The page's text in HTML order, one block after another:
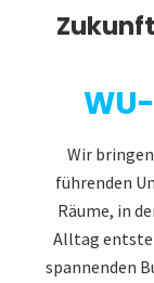
Wir
führenden
Räume, in
Alltag
spannenden